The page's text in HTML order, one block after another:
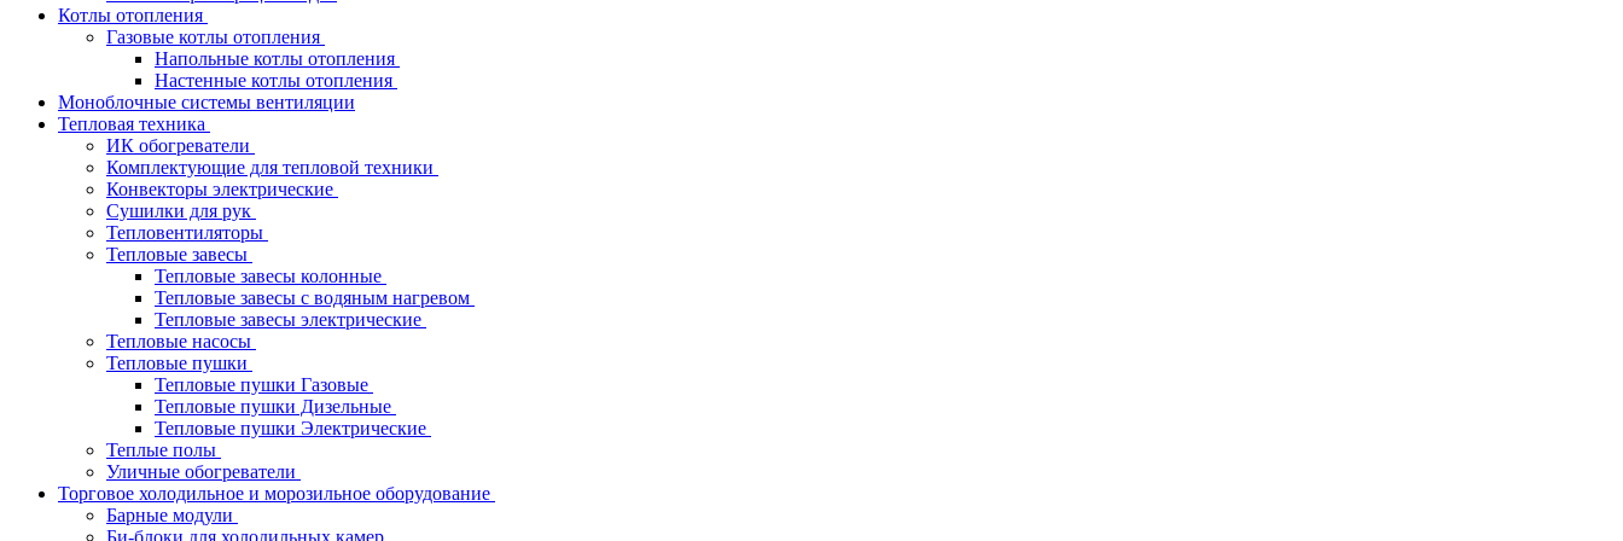
Котлы отопления
Газовые котлы отопления
Напольные котлы отопления
Настенные котлы отопления
Моноблочные системы вентиляции
Тепловая техника
ИК обогреватели
Комплектующие для тепловой техники
Конвекторы электрические
Сушилки для рук
Тепловентиляторы
Тепловые завесы
Тепловые завесы колонные
Тепловые завесы с водяным нагревом
Тепловые завесы электрические
Тепловые насосы
Тепловые пушки
Тепловые пушки Газовые
Тепловые пушки Дизельные
Тепловые пушки Электрические
Теплые полы
Уличные обогреватели
Торговое холодильное и морозильное оборудование
Барные модули
Би-блоки для холодильных камер